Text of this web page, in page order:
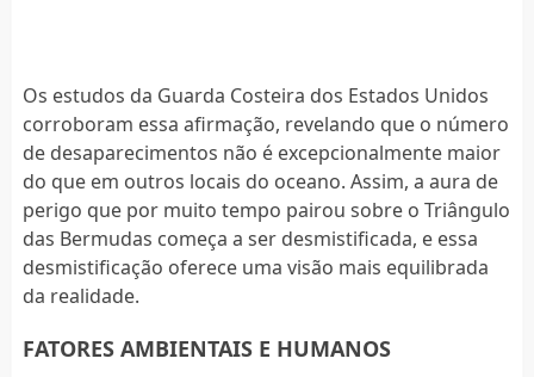
Os estudos da Guarda Costeira dos Estados Unidos
corroboram essa afirmação, revelando que o número
de desaparecimentos não é excepcionalmente maior
do que em outros locais do oceano. Assim, a aura de
perigo que por muito tempo pairou sobre o Triângulo
das Bermudas começa a ser desmistificada, e essa
desmistificação oferece uma visão mais equilibrada
da realidade.
FATORES AMBIENTAIS E HUMANOS